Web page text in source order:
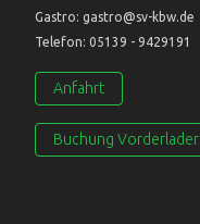
Gastro: gastro@sv-kbw.de
Telefon: 05139 - 9429191
Anfahrt
Buchung Vorderlader